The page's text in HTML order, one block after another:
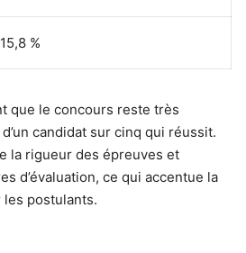
15,8 %
que le concours reste très
candidat sur cinq qui réussit.
la rigueur des épreuves et
d’évaluation, ce qui accentue la
postulants.